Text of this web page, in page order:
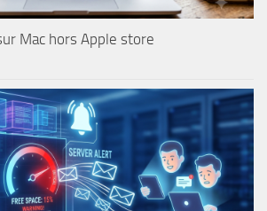
Mac hors Apple store